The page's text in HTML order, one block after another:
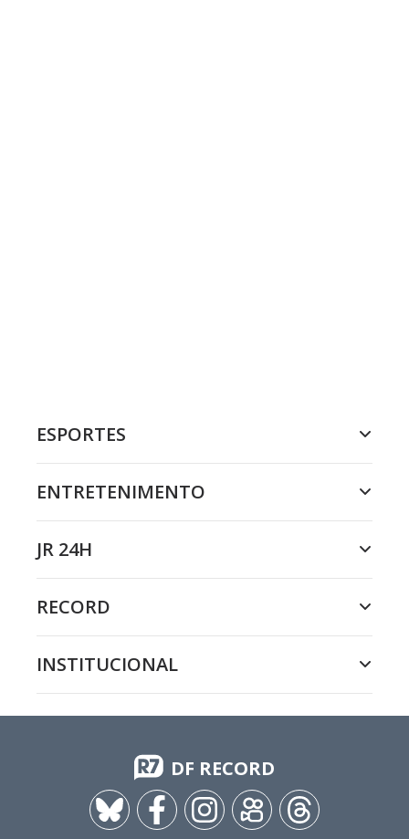
ESPORTES
ENTRETENIMENTO
JR 24H
RECORD
INSTITUCIONAL
DF RECORD